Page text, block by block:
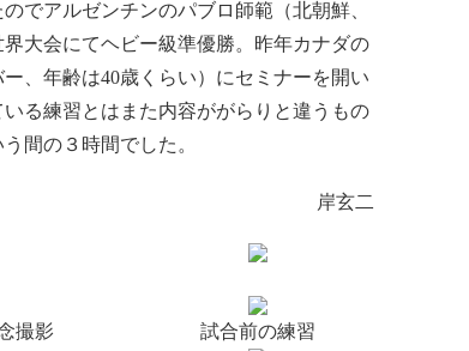
でアルゼンチンのパブロ師範（北朝鮮、
大会にてヘビー級準優勝。昨年カナダの
、年齢は40歳くらい）にセミナーを開い
る練習とはまた内容ががらりと違うもの
間の３時間でした。
岸玄二
撮影 試合前の練習